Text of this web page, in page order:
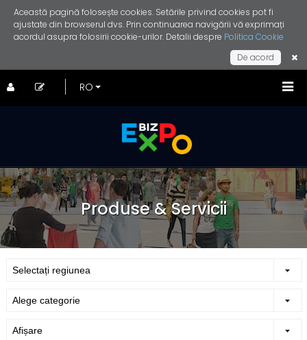
Această pagină folosește cookies. Setările privind cookies pot fi
ajustate din browserul dvs. Prin continuarea navigării vă exprimați
acordul asupra folosirii cookie-urilor. Detalii despre Politica Cookie
De acord
Produse & Servicii